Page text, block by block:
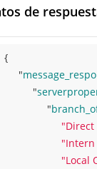
de
{
"
"
"
"Direct
"Intern
"Local